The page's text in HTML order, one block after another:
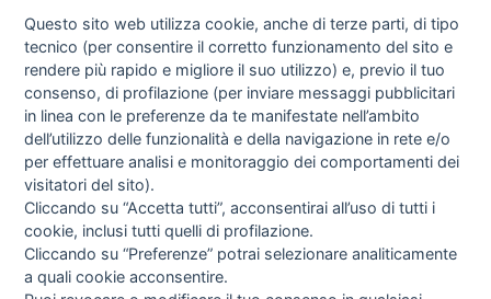
GUIDA AGLI ACQUISTI
PROCEDURA DI ACQUISTO
DIRITTO DI RECESSO
SPEDIZIONI E COSTI
TERMINI & CONDIZIONI
PRIVACY
COOKIE POLICY
PREFERENZE COOKIE
Questo sito web utilizza cookie, anche di terze parti, di tipo
tecnico (per consentire il corretto funzionamento del sito e
rendere più rapido e migliore il suo utilizzo) e, previo il tuo
consenso, di profilazione (per inviare messaggi pubblicitari
in linea con le preferenze da te manifestate nell’ambito
dell’utilizzo delle funzionalità e della navigazione in rete e/o
per effettuare analisi e monitoraggio dei comportamenti dei
visitatori del sito).
Cliccando su “Accetta tutti”, acconsentirai all’uso di tutti i
cookie, inclusi tutti quelli di profilazione.
Cliccando su “Preferenze” potrai selezionare analiticamente
a quali cookie acconsentire.